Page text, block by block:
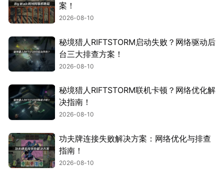
案！
2026-08-10
秘境猎人RIFTSTORM启动失败？网络驱动后
台三大排查方案！
2026-08-10
秘境猎人RIFTSTORM联机卡顿？网络优化解
决指南！
2026-08-10
功夫牌连接失败解决方案：网络优化与排查
指南！
2026-08-10